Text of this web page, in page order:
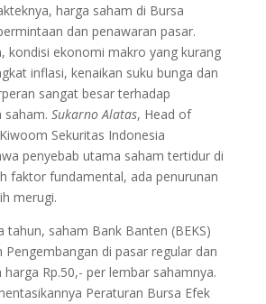
harga saham di Bursa
dan penawaran pasar.
kondisi ekonomi makro yang kurang
inflasi, kenaikan suku bunga dan
sangat besar terhadap
saham. Sukarno Alatas, Head of
Sekuritas Indonesia
penyebab utama saham tertidur di
faktor fundamental, ada penurunan
merugi.
tahun, saham Bank Banten (BEKS)
di pasar regular dan
Rp.50,- per lembar sahamnya.
Peraturan Bursa Efek